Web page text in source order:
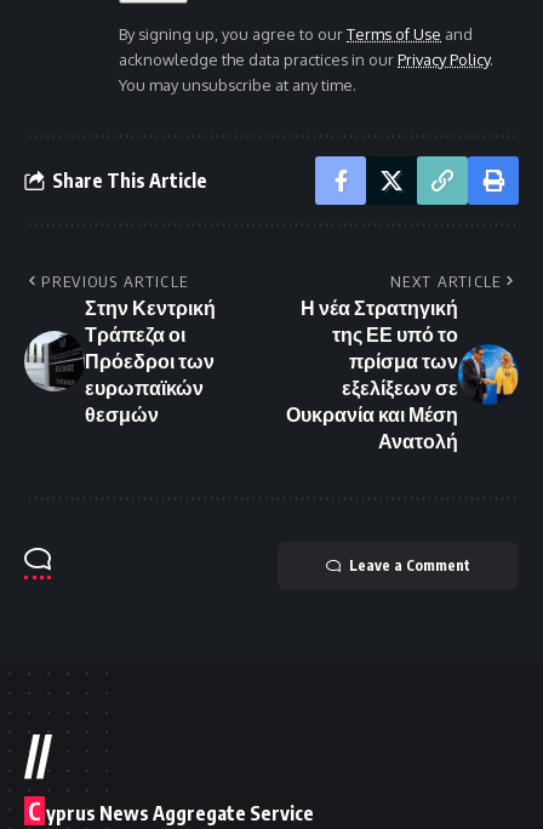
By signing up, you agree to ourTerms of Use and
acknowledge the data practices in ourPrivacy Policy.
You may unsubscribe at any time.
Share This Article
PREVIOUS ARTICLE
Στην Κεντρική
Τράπεζα οι
Πρόεδροι των
ευρωπαϊκών
θεσμών
NEXT ARTICLE
Η νέα Στρατηγική
της ΕΕ υπό το
πρίσμα των
εξελίξεων σε
Ουκρανία και Μέση
Ανατολή
Leave a Comment
//
C yprus News Aggregate Service